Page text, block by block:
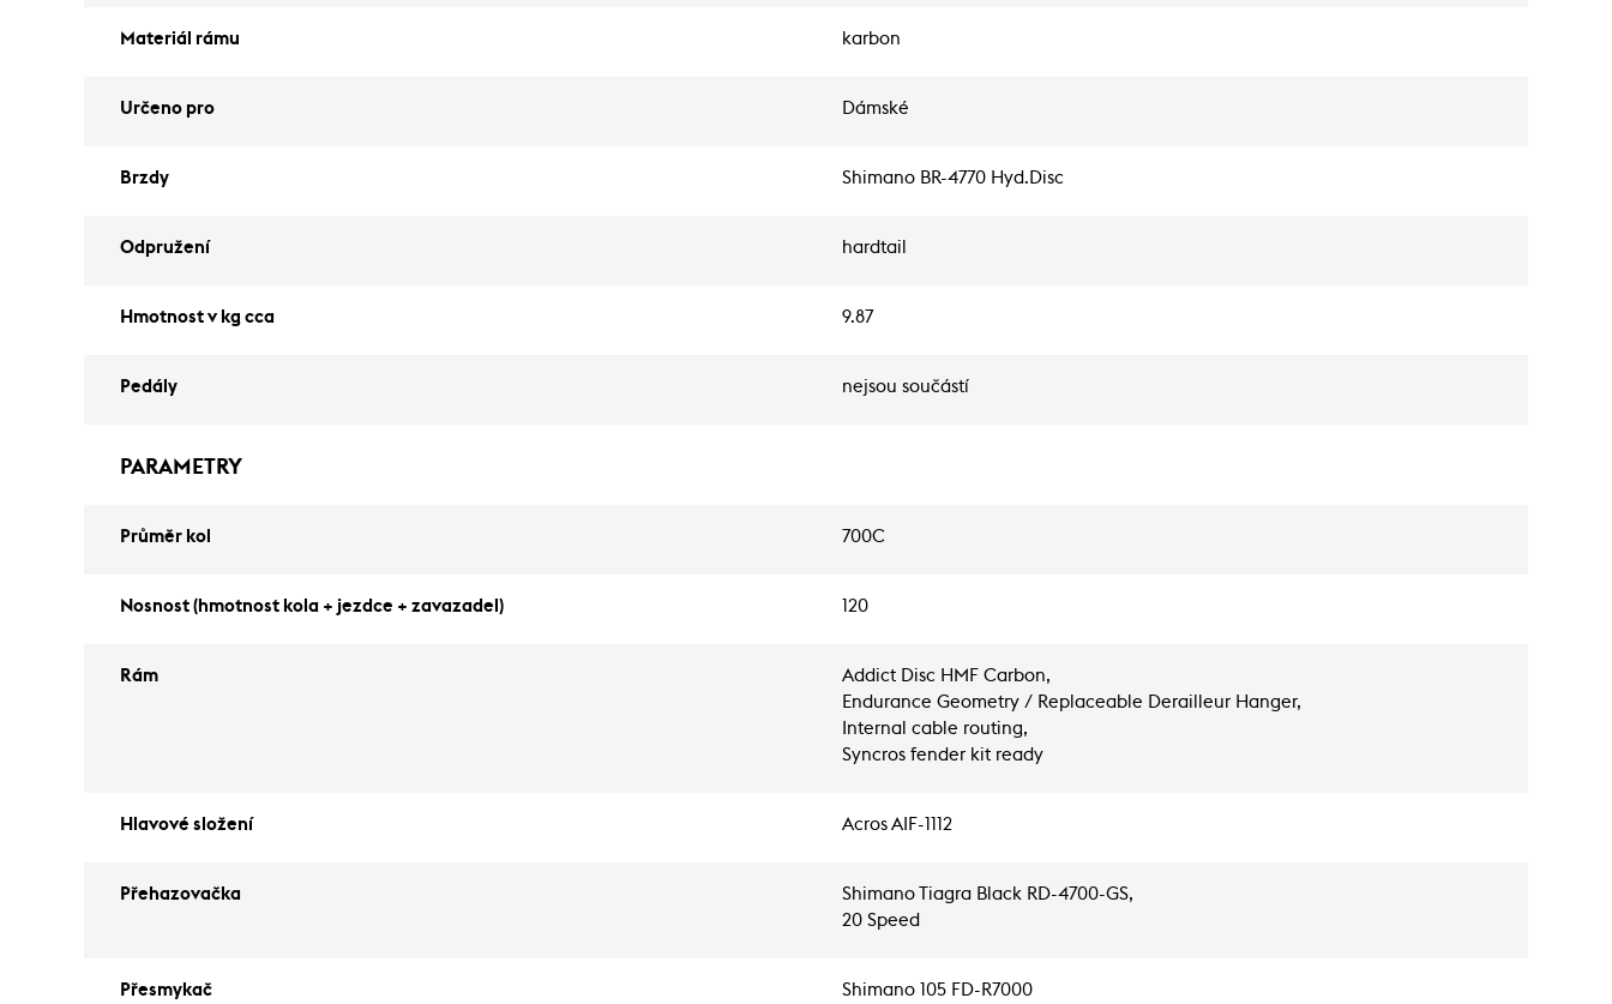
Materiál rámu karbon
Určeno pro Dámské
Brzdy Shimano BR-4770 Hyd.Disc
Odpružení hardtail
Hmotnost v kg cca 9.87
Pedály nejsou součástí
PARAMETRY
Průměr kol 700C
Nosnost (hmotnost kola + jezdce + zavazadel) 120
Rám
Addict Disc HMF Carbon,
Endurance Geometry / Replaceable Derailleur Hanger,
Internal cable routing,
Syncros fender kit ready
Hlavové složení Acros AIF-1112
Přehazovačka
Shimano Tiagra Black RD-4700-GS,
20 Speed
Přesmykač Shimano 105 FD-R7000